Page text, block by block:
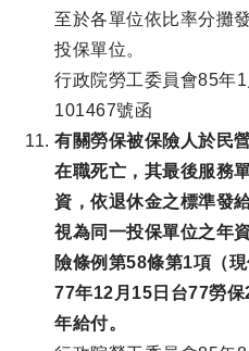
至於各單位依比率分攤
投保單位。
行政院勞工委員會85年
101467號函
有關勞保被保險人於民
在職死亡，其最後服務
資，依退休金之標準發
視為同一投保單位之年
險條例第58條第1項（
77年12月15日台77勞
年給付。